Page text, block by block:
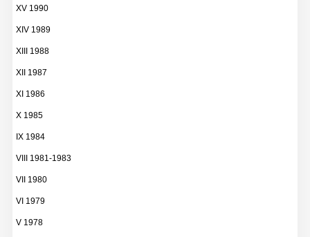
XV 1990
XIV 1989
XIII 1988
XII 1987
XI 1986
X 1985
IX 1984
VIII 1981-1983
VII 1980
VI 1979
V 1978